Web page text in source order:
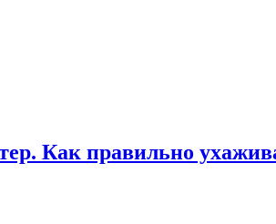
Как правильно